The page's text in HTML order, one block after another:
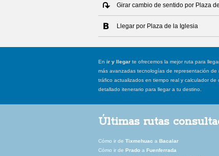
Girar cambio de sentido por Plaza
Llegar por Plaza de la Iglesia
En ir y llegar te ofrecemos la mejor ruta para
más avanzadas tecnologías de representación
tráfico actualizados en tiempo real y calculador de
detallado itenerario para llegar a tu destino.
Últimas rutas
Cómo ir de Tixmehuac a Bacalar
Cómo ir de Prado a Fuenferrada